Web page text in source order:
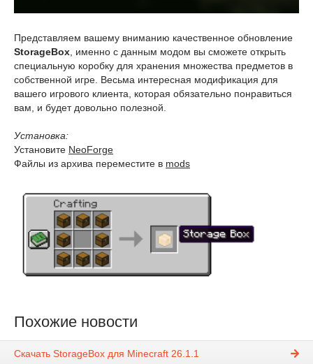
Представляем вашему вниманию качественное обновление
StorageBox, именно с данным модом вы сможете открыть
специальную коробку для хранения множества предметов в
собственной игре. Весьма интересная модификация для
вашего игрового клиента, которая обязательно понравиться
вам, и будет довольно полезной.
Установка:
Установите NeoForge
Файлы из архива переместите в mods
Похожие новости
Скачать StorageBox для Minecraft 26.1.1